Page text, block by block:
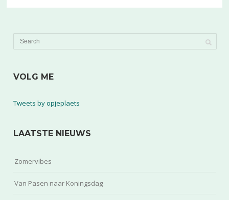
VOLG ME
Tweets by opjeplaets
LAATSTE NIEUWS
Zomervibes
Van Pasen naar Koningsdag